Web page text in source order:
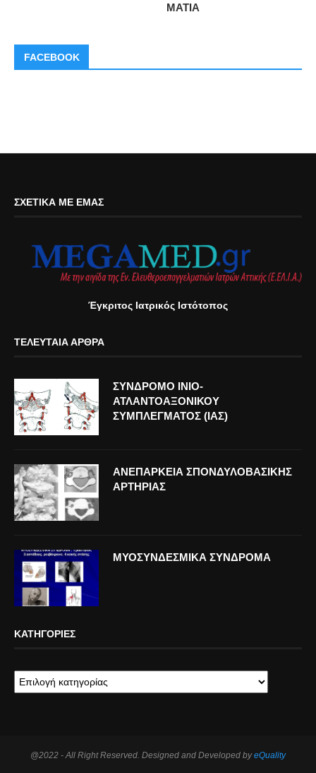
ΜΑΤΙΑ
FACEBOOK
ΣΧΕΤΙΚΆ ΜΕ ΕΜΆΣ
Έγκριτος Ιατρικός Ιστότοπος
ΤΕΛΕΥΤΑΊΑ ΆΡΘΡΑ
ΣΥΝΔΡΟΜΟ ΙΝΙΟ-
ΑΤΛΑΝΤΟΑΞΟΝΙΚΟΥ
ΣΥΜΠΛΕΓΜΑΤΟΣ (ΙΑΣ)
ΑΝΕΠΑΡΚΕΙΑ ΣΠΟΝΔΥΛΟΒΑΣΙΚΗΣ
ΑΡΤΗΡΙΑΣ
ΜΥΟΣΥΝΔΕΣΜΙΚΑ ΣΥΝΔΡΟΜΑ
ΚΑΤΗΓΟΡΊΕΣ
@2022 - All Right Reserved. Designed and Developed byeQuality